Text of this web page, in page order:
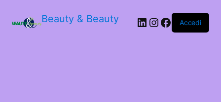
Beauty & Beauty LinkedIn
Instagram
Facebook
Accedi